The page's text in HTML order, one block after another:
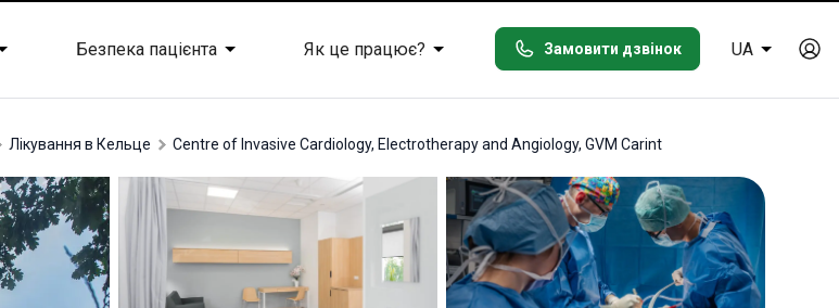
Безпека пацієнта Як це працює? Замовити дзвінок UA
лікування в Кельце Centre of Invasive Cardiology, Electrotherapy and Angiology, GVM Carint